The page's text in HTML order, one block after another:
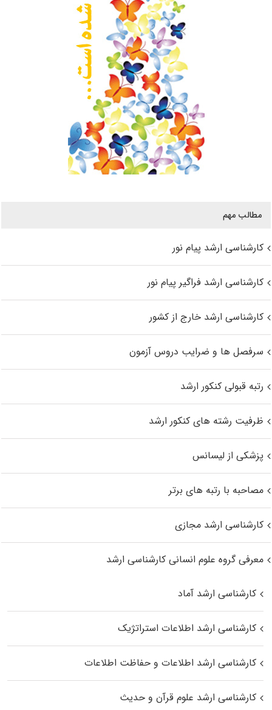
مطالب مهم
کارشناسی ارشد پیام نور
کارشناسی ارشد فراگیر پیام نور
کارشناسی ارشد خارج از کشور
سرفصل ها و ضرایب دروس آزمون
رتبه قبولی کنکور ارشد
ظرفیت رشته های کنکور ارشد
پزشکی از لیسانس
مصاحبه با رتبه های برتر
کارشناسی ارشد مجازی
معرفی گروه علوم انسانی کارشناسی ارشد
کارشناسی ارشد آماد
کارشناسی ارشد اطلاعات استراتژیک
کارشناسی ارشد اطلاعات و حفاظت اطلاعات
کارشناسی ارشد علوم قرآن و حدیث